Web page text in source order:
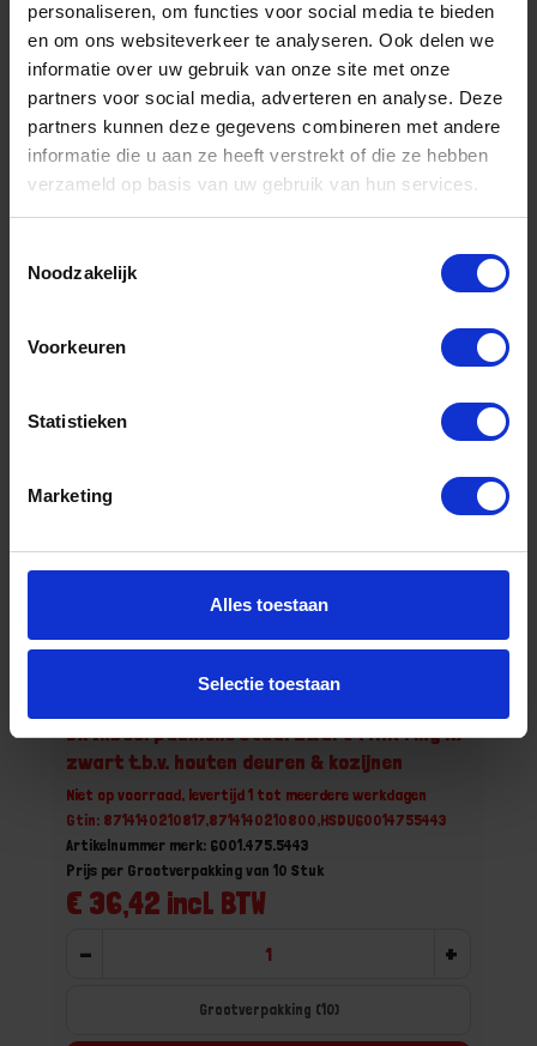
personaliseren, om functies voor social media te bieden
en om ons websiteverkeer te analyseren. Ook delen we
informatie over uw gebruik van onze site met onze
partners voor social media, adverteren en analyse. Deze
partners kunnen deze gegevens combineren met andere
informatie die u aan ze heeft verstrekt of die ze hebben
verzameld op basis van uw gebruik van hun services.
Noodzakelijk
Voorkeuren
Statistieken
Marketing
Alles toestaan
Selectie toestaan
DX Inboorpaumelle staal vernikkeld 14MM
ring NY zwart t.b.v. houten deuren & kozijnen
Niet op voorraad, levertijd 1 tot meerdere werkdagen
Gtin: 8714140132270,8714140167036,HSDU60014755043
Artikelnummer merk: 6001.475.5043
Prijs per Grootverpakking van 10 Stuk
- +
DX Inboorpaumelle staal zwart 14MM ring NY
zwart t.b.v. houten deuren & kozijnen
Niet op voorraad, levertijd 1 tot meerdere werkdagen
Gtin: 8714140210817,8714140210800,HSDU60014755443
Artikelnummer merk: 6001.475.5443
€ 36,42 incl. BTW
Prijs per Grootverpakking van 10 Stuk
- +
Grootverpakking (10)